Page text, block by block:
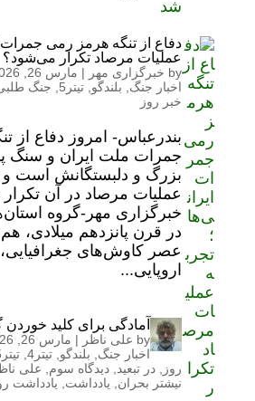
دفاع از تنگه هرمز رمی جمرات
عملیات مرصاد تکرار می‌شود؟
by خبرگزاری مهر | مارس 26, 2026 12:21 ب.ظ
اخبار جنگ
بلندگو تیتر5 جنگ
خبر روز
بندرعباس- امروز دفاع از
جمرات ملت ایران و سنگ
بزرگ و دلبستگانش است و
عملیات مرصاد در آن
خبرگزاری مهر-گروه
در قرن پانزدهم میلادی،
عصر کاوش‌های جغرافیایی،
اروپایی...
آمادگی برای کلید
by علی ناظر | مارس 26, 2026 9:12 ق.ظ
اخبار جنگ
بلندگو ,تیتر4 ,تیتر5
روز
در تبعید دیدگاه سوم علی
نیشتر بحران
یادداشت یادداشت